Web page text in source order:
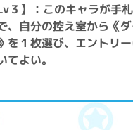
３】：このキャラが手
自分の控え室から《
を１枚選び、エントリ
よい。